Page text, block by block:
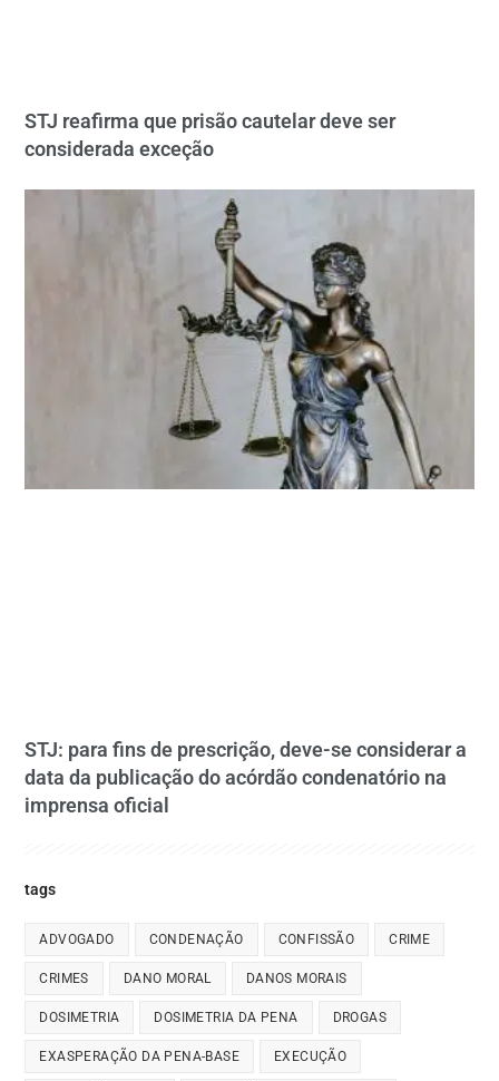
STJ reafirma que prisão cautelar deve ser
considerada exceção
STJ: para fins de prescrição, deve-se considerar a
data da publicação do acórdão condenatório na
imprensa oficial
tags
ADVOGADO CONDENAÇÃO CONFISSÃO CRIME
CRIMES DANO MORAL DANOS MORAIS
DOSIMETRIA DOSIMETRIA DA PENA DROGAS
EXASPERAÇÃO DA PENA-BASE EXECUÇÃO